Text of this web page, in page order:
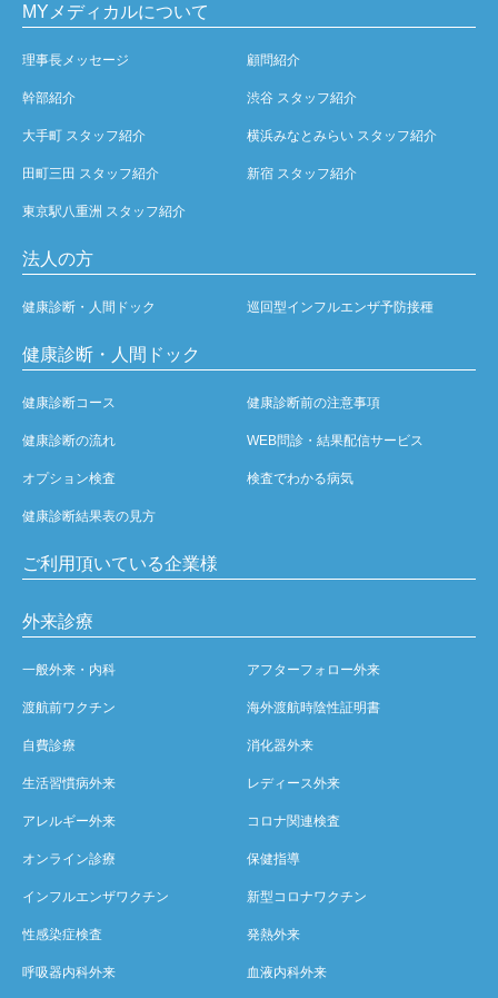
MYメディカルについて
理事長メッセージ 顧問紹介
幹部紹介 渋谷 スタッフ紹介
大手町 スタッフ紹介 横浜みなとみらい スタッフ紹介
田町三田 スタッフ紹介 新宿 スタッフ紹介
東京駅八重洲 スタッフ紹介
法人の方
健康診断・人間ドック 巡回型インフルエンザ予防接種
健康診断・人間ドック
健康診断コース 健康診断前の注意事項
健康診断の流れ WEB問診・結果配信サービス
オプション検査 検査でわかる病気
健康診断結果表の見方
ご利用頂いている企業様
外来診療
一般外来・内科 アフターフォロー外来
渡航前ワクチン 海外渡航時陰性証明書
自費診療 消化器外来
生活習慣病外来 レディース外来
アレルギー外来 コロナ関連検査
オンライン診療 保健指導
インフルエンザワクチン 新型コロナワクチン
性感染症検査 発熱外来
呼吸器内科外来 血液内科外来